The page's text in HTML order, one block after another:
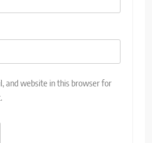
and website in this browser for